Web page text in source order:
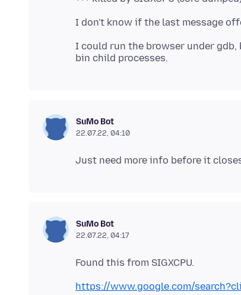
I could run the browser under
SuMo Bot
22.07.22, 04:10
SuMo Bot
22.07.22, 04:17
https://www.google.com/